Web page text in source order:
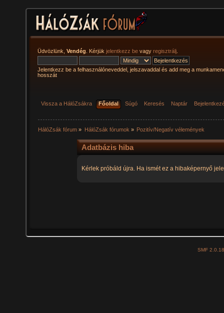
Üdvözlünk, Vendég . Kérjük jelentkezz be vagy regisztrálj
Jelentkezz be a felhasználóneveddel, jelszavaddal és add meg a
hosszát
Vissza a HálóZsákra Főoldal Súgó Keresés Naptár
HálóZsák fórum » HálóZsák fórumok » Pozitív/Negatív vélemények
Adatbázis hiba
Kérlek próbáld újra. Ha ismét ez a hibaképernyő
SMF 2.0.18